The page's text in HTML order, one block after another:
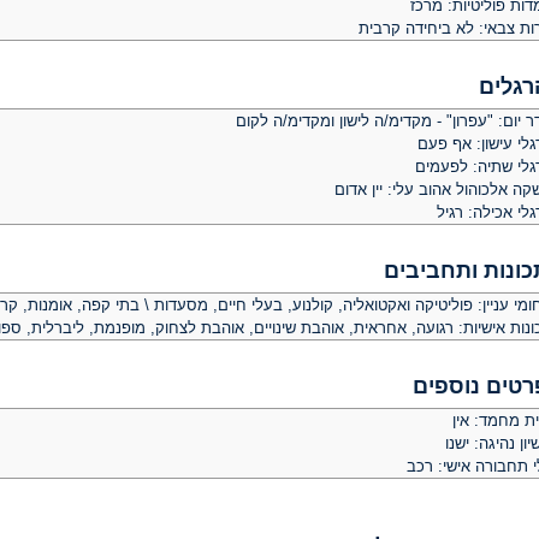
פוליטיות: מרכז
צבאי: לא ביחידה קרבית
יום: "עפרון" - מקדימ/ה לישון ומקדימ/ה לקום
עישון: אף פעם
שתיה: לפעמים
אלכוהול אהוב עלי: יין אדום
אכילה: רגיל
ותחביבים
עניין: פוליטיקה ואקטואליה, קולנוע, בעלי חיים, מסעדות \ בתי קפה, אומנות,
אישיות: רגועה, אחראית, אוהבת שינויים, אוהבת לצחוק, מופנמת, ליברלית,
נוספים
מחמד: אין
נהיגה: ישנו
תחבורה אישי: רכב